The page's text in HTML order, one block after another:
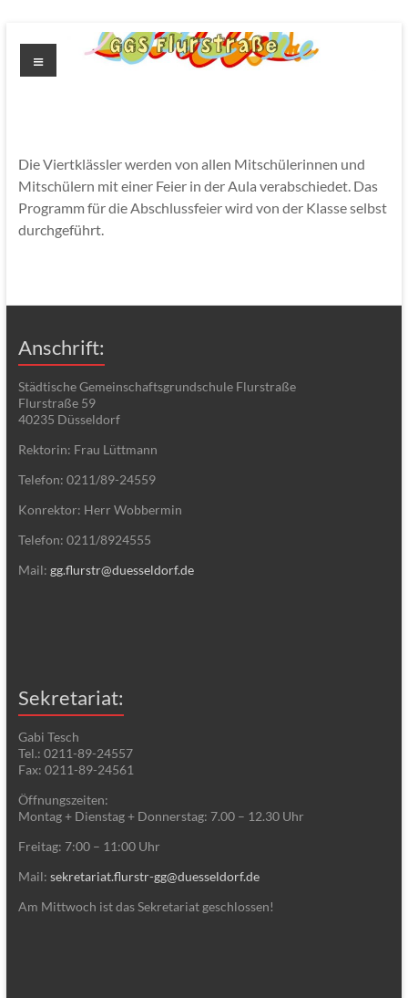
Inhalt
springen
Menü
Die Viertklässler werden von allen Mitschülerinnen und
Mitschülern mit einer Feier in der Aula verabschiedet. Das
Programm für die Abschlussfeier wird von der Klasse selbst
durchgeführt.
Anschrift:
Städtische Gemeinschaftsgrundschule Flurstraße
Flurstraße 59
40235 Düsseldorf
Rektorin: Frau Lüttmann
Telefon: 0211/89-24559
Konrektor: Herr Wobbermin
Telefon: 0211/8924555
Mail: gg.flurstr@duesseldorf.de
Sekretariat:
Gabi Tesch
Tel.: 0211-89-24557
Fax: 0211-89-24561
Öffnungszeiten:
Montag + Dienstag + Donnerstag: 7.00 – 12.30 Uhr
Freitag: 7:00 – 11:00 Uhr
Mail: sekretariat.flurstr-gg@duesseldorf.de
Am Mittwoch ist das Sekretariat geschlossen!